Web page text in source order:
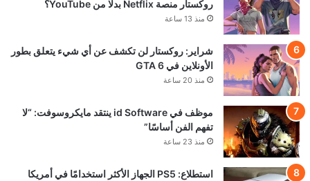
روكستار منصة Netflix بدلًا من YouTube؟
منذ 13 ساعة
شراير: روكستار لن تكشف عن أي شيء يتعلق بطور
الأونلاين في GTA 6
منذ 20 ساعة
موظف في id Software ينتقد مايكروسوفت: “لا
تفهم الفن أساسًا”
منذ 23 ساعة
استطلاع: PS5 الجهاز الأكثر استخدامًا في أمريكا